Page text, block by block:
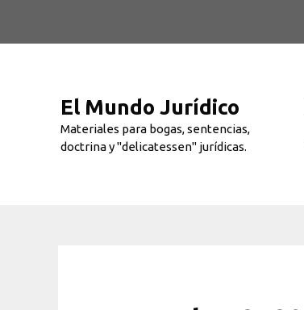
El Mundo Jurídico
Materiales para bogas, sentencias,
doctrina y "delicatessen" jurídicas.